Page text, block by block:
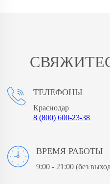
ТЕЛЕФОНЫ
Краснодар
8 (800) 600-23-38
ВРЕМЯ РАБОТЫ
9:00 - 21:00 (без